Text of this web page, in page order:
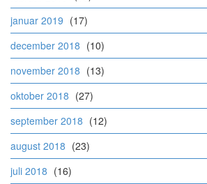
januar 2019 (17)
december 2018 (10)
november 2018 (13)
oktober 2018 (27)
september 2018 (12)
august 2018 (23)
juli 2018 (16)